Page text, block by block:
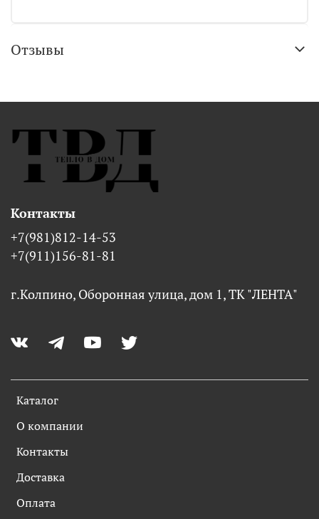
Отзывы
Каталог
О компании
Контакты
Доставка
Оплата
Контакты
+7(981)812-14-53
+7(911)156-81-81
г.Колпино, Оборонная улица, дом 1, ТК "ЛЕНТА"